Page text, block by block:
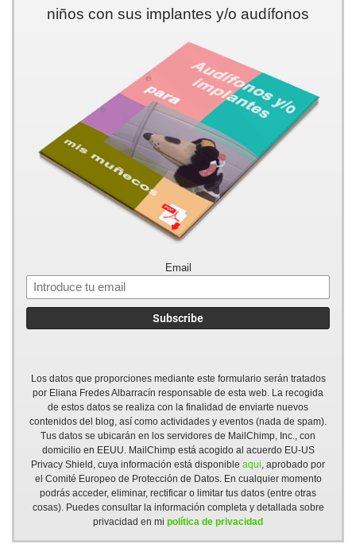
niños con sus implantes y/o audífonos
Email
Los datos que proporciones mediante este formulario serán tratados
por Eliana Fredes Albarracín responsable de esta web. La recogida
de estos datos se realiza con la finalidad de enviarte nuevos
contenidos del blog, así como actividades y eventos (nada de spam).
Tus datos se ubicarán en los servidores de MailChimp, Inc., con
domicilio en EEUU. MailChimp está acogido al acuerdo EU-US
Privacy Shield, cuya información está disponible aqui , aprobado por
el Comité Europeo de Protección de Datos. En cualquier momento
podrás acceder, eliminar, rectificar o limitar tus datos (entre otras
cosas). Puedes consultar la información completa y detallada sobre
privacidad en mi política de privacidad